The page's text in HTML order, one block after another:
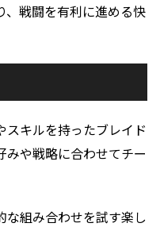
、戦闘を有利に進める快
スキルを持ったブレイド
や戦略に合わせてチー
な組み合わせを試す楽し